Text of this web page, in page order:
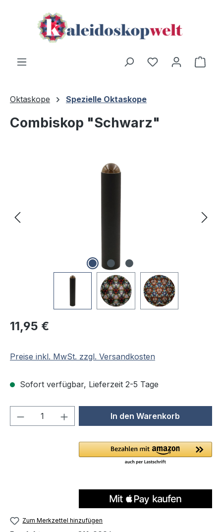
Zum Hauptinhalt springen
Du hast 0
Oktaskope Spezielle Oktaskope
Combiskop "Schwarz"
Regulärer Preis:
11,95 €
Preise inkl. MwSt. zzgl. Versandkosten
Sofort verfügbar, Lieferzeit 2-5 Tage
Produkt Anzahl: Gib denIn den Warenkorb
Zum Merkzettel hinzufügen